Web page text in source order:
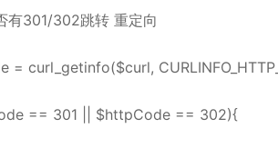
有301/302跳转 重定向
= curl_getinfo($curl,
== 301 || $httpCode == 302){